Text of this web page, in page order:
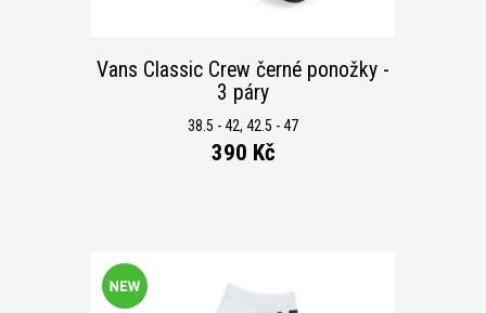
Vans Classic Crew černé ponožky -
3 páry
38.5 - 42, 42.5 - 47
390 Kč